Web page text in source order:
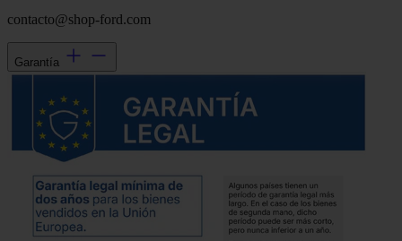
contacto@shop-ford.com
Garantía